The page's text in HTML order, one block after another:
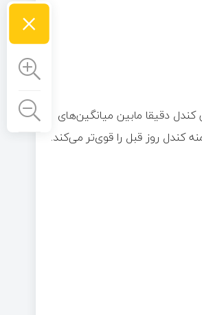
دقیقا مابین میانگین‌های
کندل روز قبل را قوی‌تر می‌کند.
×